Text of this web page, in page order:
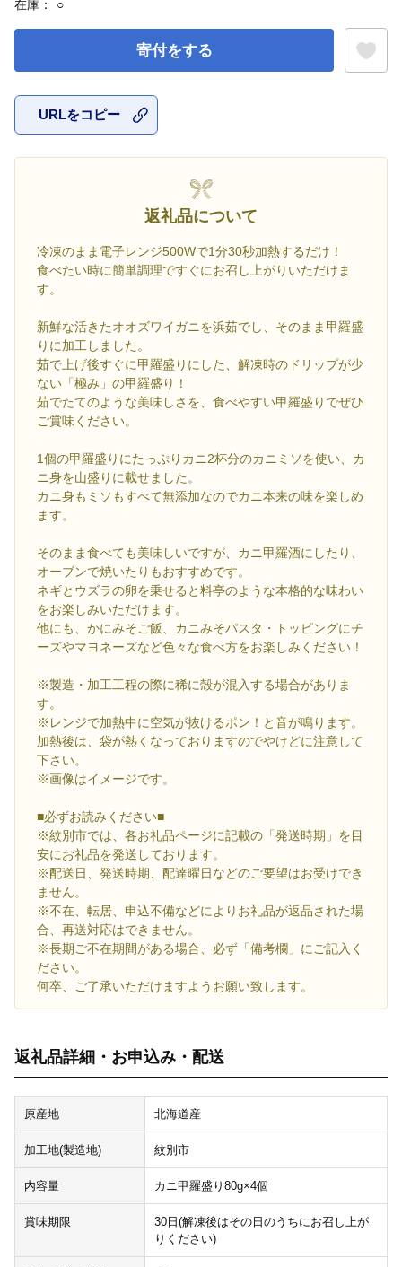
在庫： ○
寄付をする
URLをコピー
返礼品について
冷凍のまま電子レンジ500Wで1分30秒加熱するだけ！
食べたい時に簡単調理ですぐにお召し上がりいただけま
す。
新鮮な活きたオオズワイガニを浜茹でし、そのまま甲羅盛
りに加工しました。
茹で上げ後すぐに甲羅盛りにした、解凍時のドリップが少
ない「極み」の甲羅盛り！
茹でたてのような美味しさを、食べやすい甲羅盛りでぜひ
ご賞味ください。
1個の甲羅盛りにたっぷりカニ2杯分のカニミソを使い、カ
ニ身を山盛りに載せました。
カニ身もミソもすべて無添加なのでカニ本来の味を楽しめ
ます。
そのまま食べても美味しいですが、カニ甲羅酒にしたり、
オーブンで焼いたりもおすすめです。
ネギとウズラの卵を乗せると料亭のような本格的な味わい
をお楽しみいただけます。
他にも、かにみそご飯、カニみそパスタ・トッピングにチ
ーズやマヨネーズなど色々な食べ方をお楽しみください！
※製造・加工工程の際に稀に殻が混入する場合がありま
す。
※レンジで加熱中に空気が抜けるポン！と音が鳴ります。
加熱後は、袋が熱くなっておりますのでやけどに注意して
下さい。
※画像はイメージです。
■必ずお読みください■
※紋別市では、各お礼品ページに記載の「発送時期」を目
安にお礼品を発送しております。
※配送日、発送時期、配達曜日などのご要望はお受けでき
ません。
※不在、転居、申込不備などによりお礼品が返品された場
合、再送対応はできません。
※長期ご不在期間がある場合、必ず「備考欄」にご記入く
ださい。
何卒、ご了承いただけますようお願い致します。
返礼品詳細・お申込み・配送
原産地 北海道産
加工地(製造地) 紋別市
内容量 カニ甲羅盛り80g×4個
賞味期限
30日(解凍後はその日のうちにお召し上が
りください)